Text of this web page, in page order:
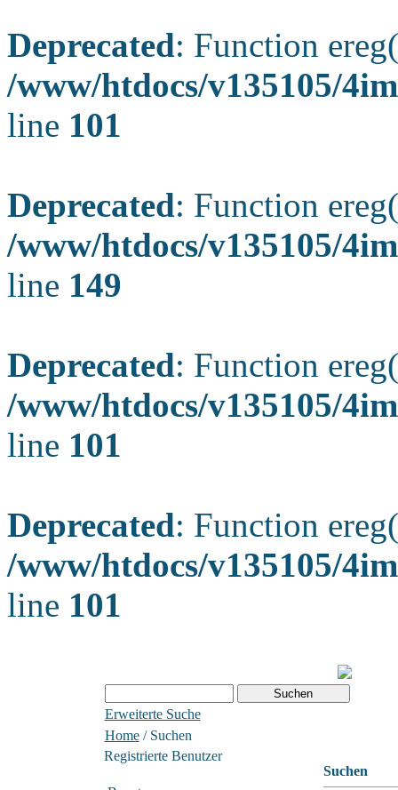
Deprecated: Function
/www/htdocs/v135105/
line 101
Deprecated: Function
/www/htdocs/v135105/
line 149
Deprecated: Function
/www/htdocs/v135105/
line 101
Deprecated: Function
/www/htdocs/v135105/
line 101
Erweiterte Suche
Home/ Suchen
Registrierte Benutzer
Suchen